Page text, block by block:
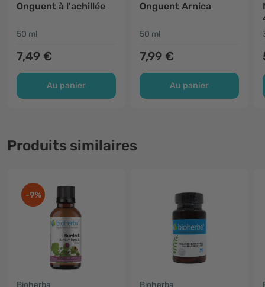
Onguent à l'achillée
50 ml
7,49 €
Au panier
Onguent Arnica
50 ml
7,99 €
Au panier
Produits similaires
-9%
Bioherba Bioherba